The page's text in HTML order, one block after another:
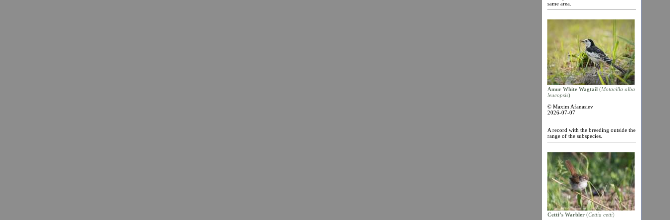
same area.
Amur White Wagtail (Motacilla alba
leucopsis)
© Maxim Afanasiev
2026-07-07
A record with the breeding outside the
range of the subspecies.
Cetti’s Warbler (Cettia cetti)